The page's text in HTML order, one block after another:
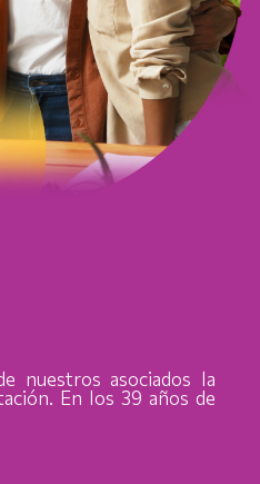
nuestros asociados la
En los 39 años de